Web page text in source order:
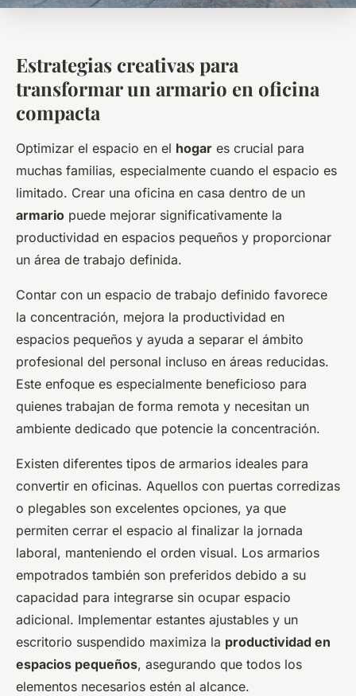
Estrategias creativas para
transformar un armario en oficina
compacta
Optimizar el espacio en el hogar es crucial para
muchas familias, especialmente cuando el espacio es
limitado. Crear una oficina en casa dentro de un
armario puede mejorar significativamente la
productividad en espacios pequeños y proporcionar
un área de trabajo definida.
Contar con un espacio de trabajo definido favorece
la concentración, mejora la productividad en
espacios pequeños y ayuda a separar el ámbito
profesional del personal incluso en áreas reducidas.
Este enfoque es especialmente beneficioso para
quienes trabajan de forma remota y necesitan un
ambiente dedicado que potencie la concentración.
Existen diferentes tipos de armarios ideales para
convertir en oficinas. Aquellos con puertas corredizas
o plegables son excelentes opciones, ya que
permiten cerrar el espacio al finalizar la jornada
laboral, manteniendo el orden visual. Los armarios
empotrados también son preferidos debido a su
capacidad para integrarse sin ocupar espacio
adicional. Implementar estantes ajustables y un
escritorio suspendido maximiza la productividad en
espacios pequeños, asegurando que todos los
elementos necesarios estén al alcance.